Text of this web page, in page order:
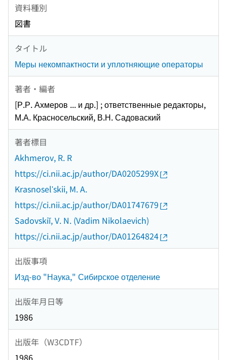
資料種別
図書
タイトル
Меры некомпактности и уплотняющие операторы
著者・編者
[Р.Р. Ахмеров ... и др.] ; ответственные редакторы,
М.А. Красносельский, В.Н. Садоваский
著者標目
Akhmerov, R. R
https://ci.nii.ac.jp/author/DA0205299X
Krasnoselʹskii, M. A.
https://ci.nii.ac.jp/author/DA01747679
Sadovskiĭ, V. N. (Vadim Nikolaevich)
https://ci.nii.ac.jp/author/DA01264824
出版事項
Изд-во "Наука," Сибирское отделение
出版年月日等
1986
出版年（W3CDTF）
1986